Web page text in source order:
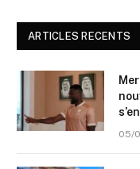
ARTICLES RECENTS
05/